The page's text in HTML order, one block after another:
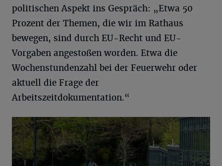
politischen Aspekt ins Gespräch: „Etwa 50
Prozent der Themen, die wir im Rathaus
bewegen, sind durch EU-Recht und EU-
Vorgaben angestoßen worden. Etwa die
Wochenstundenzahl bei der Feuerwehr oder
aktuell die Frage der
Arbeitszeitdokumentation.“